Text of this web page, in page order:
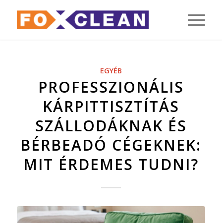
EGYÉB
PROFESSZIONÁLIS
KÁRPITTISZTÍTÁS
SZÁLLODÁKNAK ÉS
BÉRBEADÓ CÉGEKNEK:
MIT ÉRDEMES TUDNI?